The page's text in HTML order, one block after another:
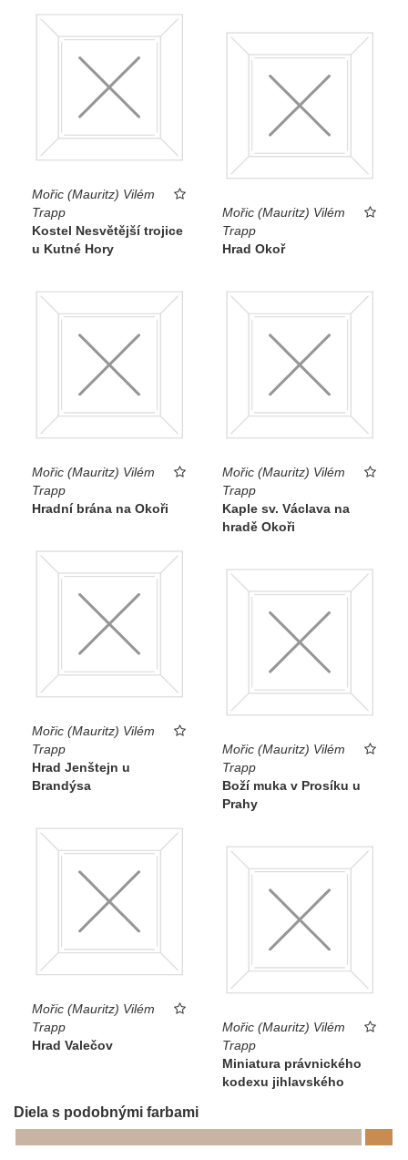
Mořic (Mauritz) Vilém
Trapp
Kostel Nesvětější trojice
u Kutné Hory
Mořic (Mauritz) Vilém
Trapp
Hrad Okoř
Mořic (Mauritz) Vilém
Trapp
Hradní brána na Okoři
Mořic (Mauritz) Vilém
Trapp
Kaple sv. Václava na
hradě Okoři
Mořic (Mauritz) Vilém
Trapp
Hrad Jenštejn u
Brandýsa
Mořic (Mauritz) Vilém
Trapp
Boží muka v Prosíku u
Prahy
Mořic (Mauritz) Vilém
Trapp
Hrad Valečov
Mořic (Mauritz) Vilém
Trapp
Miniatura právnického
kodexu jihlavského
Diela s podobnými farbami